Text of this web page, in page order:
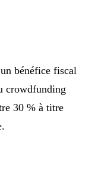
bénéfice fiscal
crowdfunding
30 % à titre